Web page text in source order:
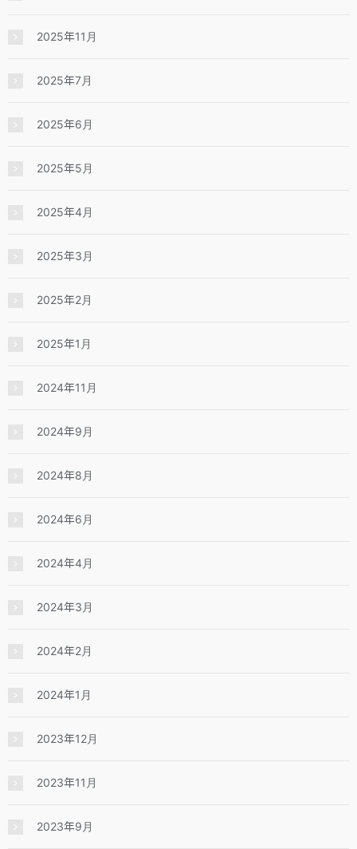
2025年11月
2025年7月
2025年6月
2025年5月
2025年4月
2025年3月
2025年2月
2025年1月
2024年11月
2024年9月
2024年8月
2024年6月
2024年4月
2024年3月
2024年2月
2024年1月
2023年12月
2023年11月
2023年9月